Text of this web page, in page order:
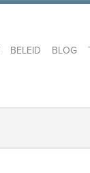
BELEID BLOG